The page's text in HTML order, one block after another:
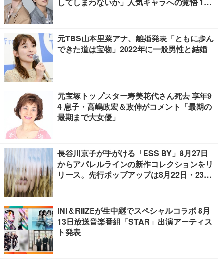
元TBS山本里菜アナ、離婚発表「ともに歩ん
できた道は宝物」2022年に一般男性と結婚
元宝塚トップスター寿美花代さん死去 享年9
4 息子・高嶋政宏＆政伸がコメント「最期の
最期まで大女優」
長谷川京子が手がける「ESS BY」8月27日
からアパレルラインの新作コレクションをリ
リース。先行ポップアップは8月22日・23日
INI＆RIIZEが生中継でスペシャルコラボ 8月
13日放送音楽番組「STAR」出演アーティス
ト発表